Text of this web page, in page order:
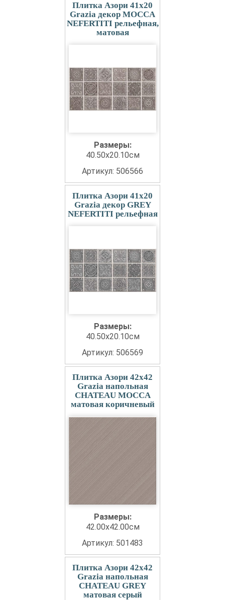
Плитка Азори 41x20
Grazia декор MOCCA
NEFERTITI рельефная,
матовая
Размеры:
40.50x20.10см
Артикул: 506566
Плитка Азори 41x20
Grazia декор GREY
NEFERTITI рельефная
Размеры:
40.50x20.10см
Артикул: 506569
Плитка Азори 42x42
Grazia напольная
CHATEAU MOCCA
матовая коричневый
Размеры:
42.00x42.00см
Артикул: 501483
Плитка Азори 42x42
Grazia напольная
CHATEAU GREY
матовая серый